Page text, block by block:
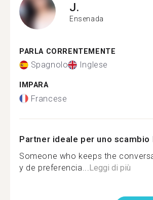
J.
Ensenada
PARLA CORRENTEMENTE
Spagnolo Inglese
IMPARA
Francese
Partner ideale per uno
Someone who keeps the
y de preferencia... Leggi di più